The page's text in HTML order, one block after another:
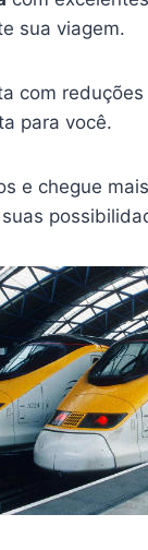
sua viagem.
com
para você.
e chegue